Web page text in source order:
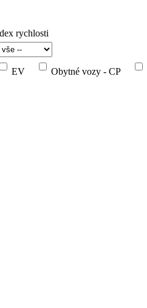
rychlosti
EV Obytné vozy - CP